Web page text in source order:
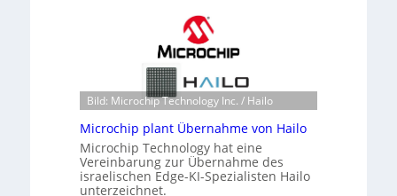
c
h
a
n
S
r
e
k
s
t
o
n
e
ü
b
Bild: Microchip Technology Inc. / Hailo
Microchip plant Übernahme von Hailo
Microchip Technology hat eine
Vereinbarung zur Übernahme des
israelischen Edge-KI-Spezialisten Hailo
unterzeichnet.